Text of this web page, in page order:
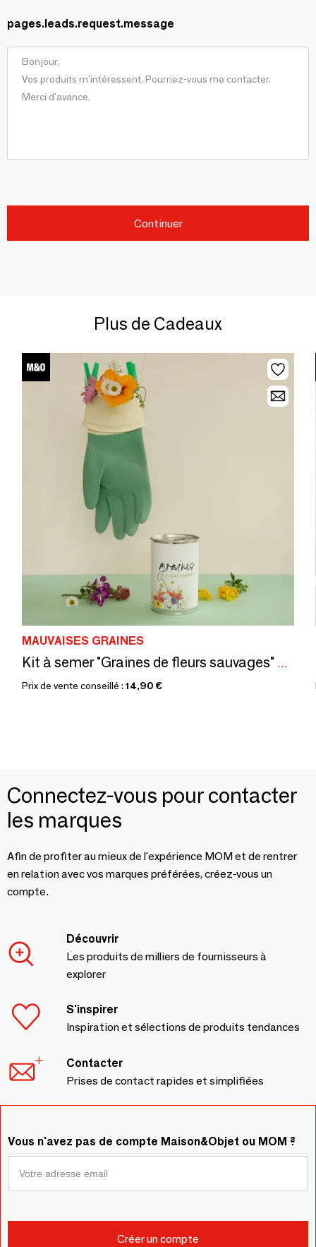
pages.leads.request.message
Continuer
Plus de Cadeaux
MAUVAISES GRAINES
Kit à semer "Graines de fleurs sauvages" Fabriqué en France
Prix de vente conseillé : 14,90 €
Connectez-vous pour contacter
les marques
Afin de profiter au mieux de l'expérience MOM et de rentrer
en relation avec vos marques préférées, créez-vous un
compte.
Découvrir
Les produits de milliers de fournisseurs à
explorer
S'inspirer
Inspiration et sélections de produits tendances
Contacter
Prises de contact rapides et simplifiées
Vous n'avez pas de compte Maison&Objet ou MOM ?